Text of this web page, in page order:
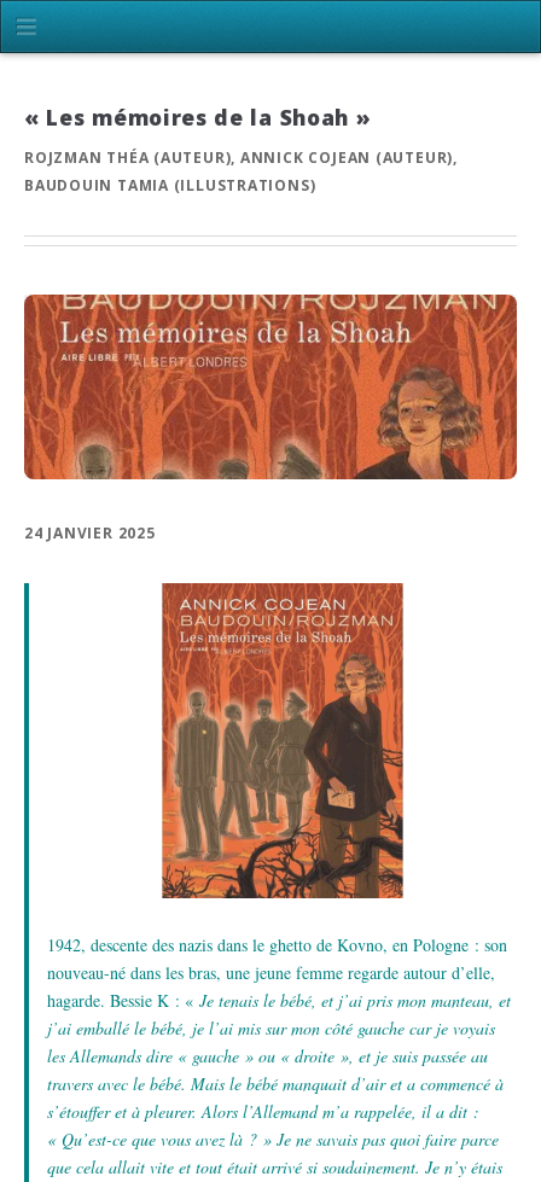
« Les mémoires de la Shoah »
ROJZMAN THÉA (AUTEUR), ANNICK COJEAN (AUTEUR),
BAUDOUIN TAMIA (ILLUSTRATIONS)
24 JANVIER 2025
1942, descente des nazis dans le ghetto de Kovno, en Pologne : son
nouveau-né dans les bras, une jeune femme regarde autour d’elle,
hagarde. Bessie K : « Je tenais le bébé, et j’ai pris mon manteau, et
j’ai emballé le bébé, je l’ai mis sur mon côté gauche car je voyais
les Allemands dire « gauche » ou « droite », et je suis passée au
travers avec le bébé. Mais le bébé manquait d’air et a commencé à
s’étouffer et à pleurer. Alors l’Allemand m’a rappelée, il a dit :
« Qu’est-ce que vous avez là ? » Je ne savais pas quoi faire parce
que cela allait vite et tout était arrivé si soudainement. Je n’y étais